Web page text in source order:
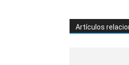
Artículos